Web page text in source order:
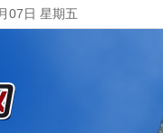
07日 星期五